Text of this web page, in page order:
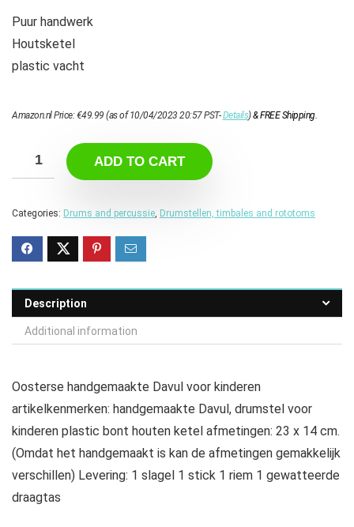
Puur handwerk
Houtsketel
plastic vacht
Amazon.nl Price:€49.99 (as of 10/04/2023 20:57 PST-Details)&FREE Shipping.
ADD TO CART
Categories: Drums and percussie, Drumstellen, timbales and rototoms
Description
Additional information
Oosterse handgemaakte Davul voor kinderen
artikelkenmerken: handgemaakte Davul, drumstel voor
kinderen plastic bont houten ketel afmetingen: 23 x 14 cm.
(Omdat het handgemaakt is kan de afmetingen gemakkelijk
verschillen) Levering: 1 slagel 1 stick 1 riem 1 gewatteerde
draagtas